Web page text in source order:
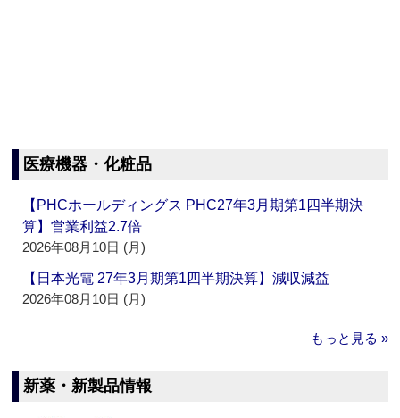
医療機器・化粧品
【PHCホールディングス PHC27年3月期第1四半期決
算】営業利益2.7倍
2026年08月10日 (月)
【日本光電 27年3月期第1四半期決算】減収減益
2026年08月10日 (月)
もっと見る »
新薬・新製品情報